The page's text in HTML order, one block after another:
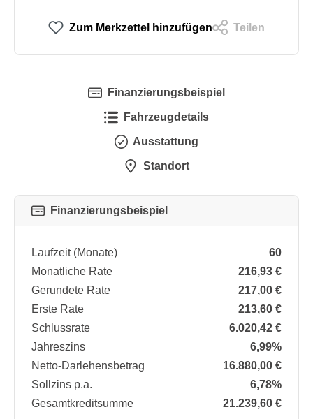
Zum Merkzettel hinzufügen Teilen
Finanzierungsbeispiel
Fahrzeugdetails
Ausstattung
Standort
Finanzierungsbeispiel
Laufzeit (Monate)
60
Monatliche Rate
216,93 €
Gerundete Rate
217,00 €
Erste Rate
213,60 €
Schlussrate
6.020,42 €
Jahreszins
6,99%
Netto-Darlehensbetrag
16.880,00 €
Sollzins p.a.
6,78%
Gesamtkreditsumme
21.239,60 €